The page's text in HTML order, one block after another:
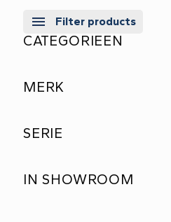
Filter products
CATEGORIEEN
MERK
SERIE
IN SHOWROOM